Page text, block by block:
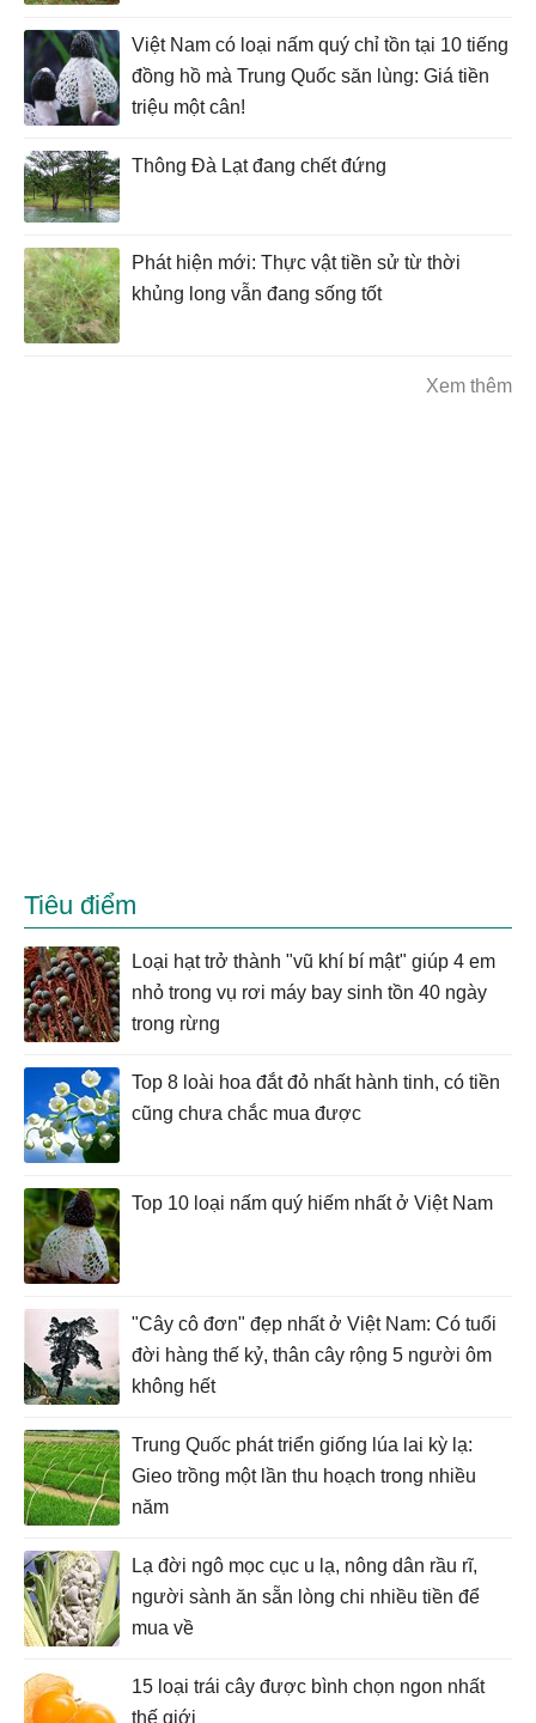
Việt Nam có loại nấm quý chỉ tồn tại 10 tiếng
đồng hồ mà Trung Quốc săn lùng: Giá tiền
triệu một cân!
Thông Đà Lạt đang chết đứng
Phát hiện mới: Thực vật tiền sử từ thời
khủng long vẫn đang sống tốt
Xem thêm
Tiêu điểm
Loại hạt trở thành "vũ khí bí mật" giúp 4 em
nhỏ trong vụ rơi máy bay sinh tồn 40 ngày
trong rừng
Top 8 loài hoa đắt đỏ nhất hành tinh, có tiền
cũng chưa chắc mua được
Top 10 loại nấm quý hiếm nhất ở Việt Nam
"Cây cô đơn" đẹp nhất ở Việt Nam: Có tuổi
đời hàng thế kỷ, thân cây rộng 5 người ôm
không hết
Trung Quốc phát triển giống lúa lai kỳ lạ:
Gieo trồng một lần thu hoạch trong nhiều
năm
Lạ đời ngô mọc cục u lạ, nông dân rầu rĩ,
người sành ăn sẵn lòng chi nhiều tiền để
mua về
15 loại trái cây được bình chọn ngon nhất
thế giới